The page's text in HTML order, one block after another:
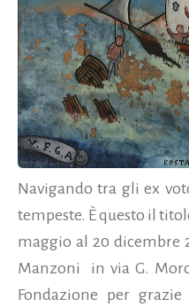
Navigando tra gli ex
tempeste. È questo il
maggio al 20 dicembre
Manzoni in via G.
Fondazione per